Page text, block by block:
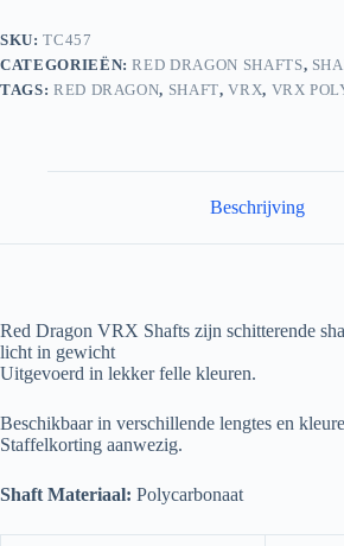
aantal
SKU:TC457
CATEGORIEËN:RED DRAGON SHAFTS,
TAGS: RED DRAGON, SHAFT,VRX, VRX
Beschrijving
Red Dragon VRX Shafts zijn schitterende
licht in gewicht
Uitgevoerd in lekker felle kleuren.
Beschikbaar in verschillende lengtes en
Staffelkorting aanwezig.
Shaft Materiaal: Polycarbonaat